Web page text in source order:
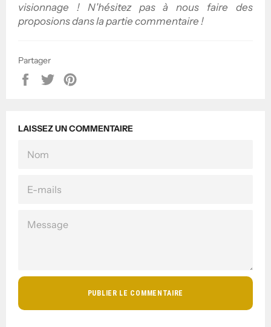
visionnage ! N'hésitez pas à nous faire des
proposions dans la partie commentaire !
Partager
PartagerTweeter
LAISSEZ UN COMMENTAIRE
MAILS